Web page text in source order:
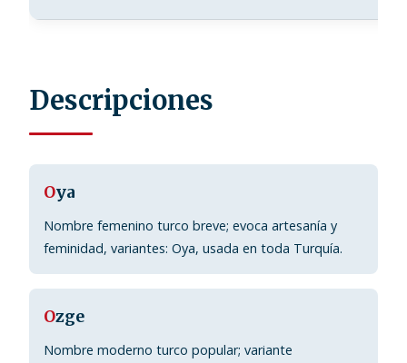
Descripciones
Oya
Nombre femenino turco breve; evoca artesanía y
feminidad, variantes: Oyа, usada en toda Turquía.
Ozge
Nombre moderno turco popular; variante